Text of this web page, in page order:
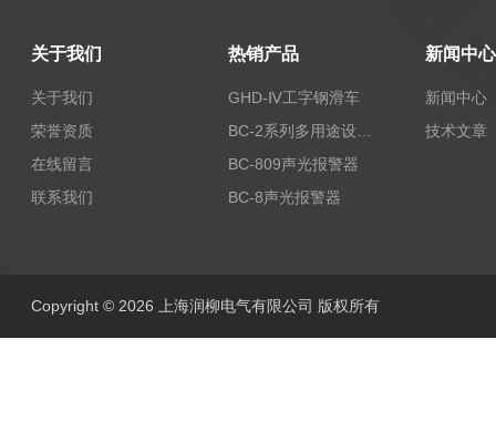
关于我们
关于我们
荣誉资质
在线留言
联系我们
热销产品
GHD-Ⅳ工字钢滑车
BC-809声光报警器
BC-8声光报警器
新闻中心
新闻中心
技术文章
Copyright © 2026 上海润柳电气有限公司 版权所有